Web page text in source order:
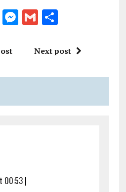
M
g
G
ai
S
a
Next post
00:53|